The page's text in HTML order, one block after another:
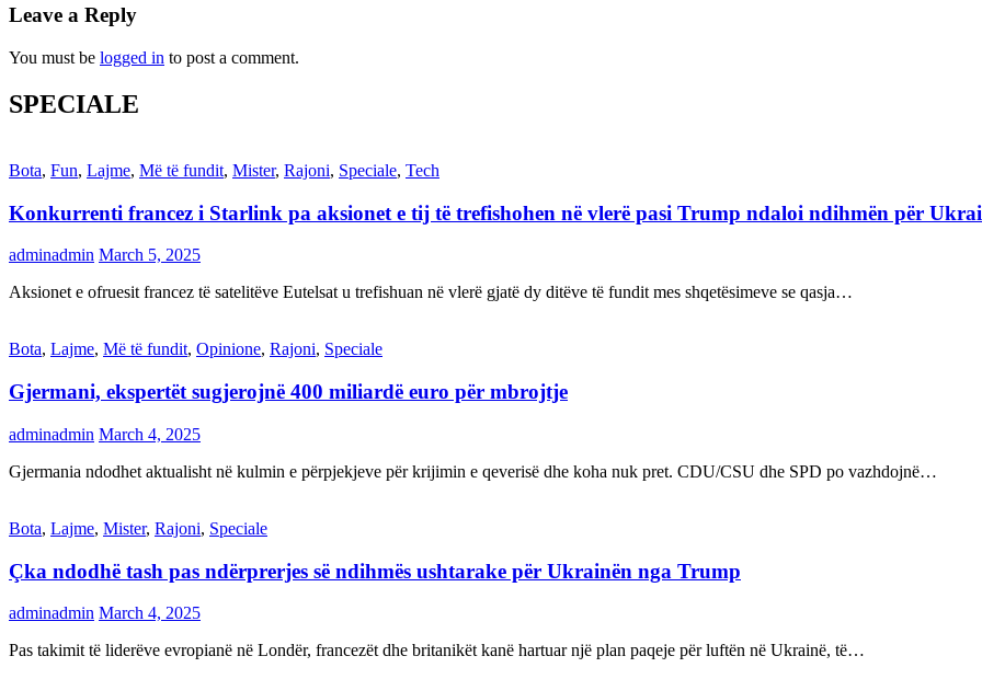
Leave a Reply
You must be logged in to post a comment.
SPECIALE
Bota, Fun, Lajme, Më të fundit, Mister, Rajoni, Speciale, Tech
Konkurrenti francez i Starlink pa aksionet e tij të trefishohen në vlerë pasi Trump ndaloi ndihmën për
adminadmin March 5, 2025
Aksionet e ofruesit francez të satelitëve Eutelsat u trefishuan në vlerë gjatë dy ditëve të fundit mes shqetësimeve se qasja…
Bota, Lajme, Më të fundit, Opinione, Rajoni, Speciale
Gjermani, ekspertët sugjerojnë 400 miliardë euro për mbrojtje
adminadmin March 4, 2025
Gjermania ndodhet aktualisht në kulmin e përpjekjeve për krijimin e qeverisë dhe koha nuk pret. CDU/CSU dhe SPD po vazhdojnë…
Bota, Lajme, Mister, Rajoni, Speciale
Çka ndodhë tash pas ndërprerjes së ndihmës ushtarake për Ukrainën nga Trump
adminadmin March 4, 2025
Pas takimit të liderëve evropianë në Londër, francezët dhe britanikët kanë hartuar një plan paqeje për luftën në Ukrainë, të…